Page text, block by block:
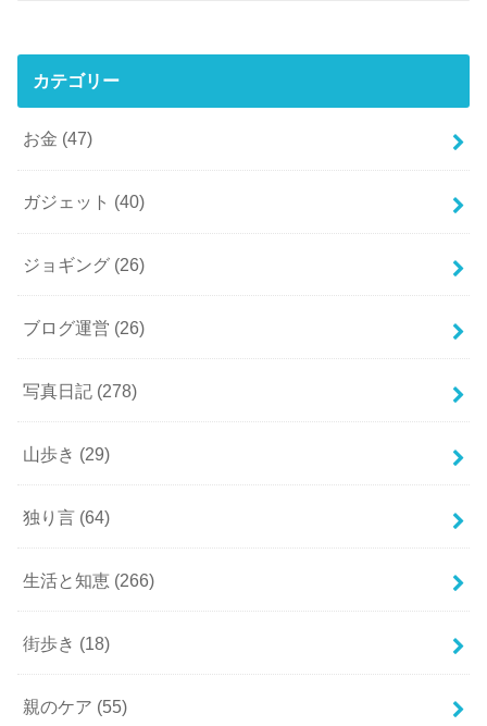
カテゴリー
お金 (47)
ガジェット (40)
ジョギング (26)
ブログ運営 (26)
写真日記 (278)
山歩き (29)
独り言 (64)
生活と知恵 (266)
街歩き (18)
親のケア (55)